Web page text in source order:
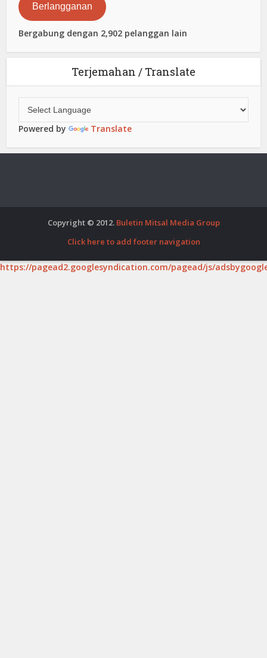
Berlangganan
Bergabung dengan 2,902 pelanggan lain
Terjemahan / Translate
Powered by Translate
Copyright © 2012. Buletin Mitsal Media Group
Click here to add footer navigation
https://pagead2.googlesyndication.com/pagead/js/